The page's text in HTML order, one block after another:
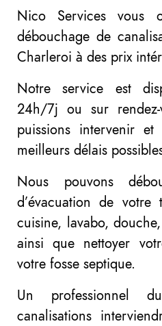
Nico Services vous
débouchage de
Charleroi à des prix
Notre service est
24h/7j ou sur
puissions intervenir
meilleurs délais
Nous pouvons
d’évacuation de
cuisine, lavabo,
ainsi que nettoyer
votre fosse septique.
Un professionnel
canalisations